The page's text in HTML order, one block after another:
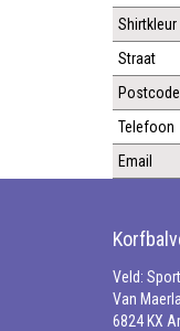
Shirtkleur
Straat
Telefoon
Email
Veld:
Van
6824 KX